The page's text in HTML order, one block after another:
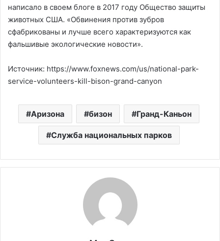
написало в своем блоге в 2017 году Общество защиты
животных США. «Обвинения против зубров
сфабрикованы и лучше всего характеризуются как
фальшивые экологические новости».
Источник: https://www.foxnews.com/us/national-park-
service-volunteers-kill-bison-grand-canyon
Аризона бизон Гранд-Каньон
Служба национальных парков